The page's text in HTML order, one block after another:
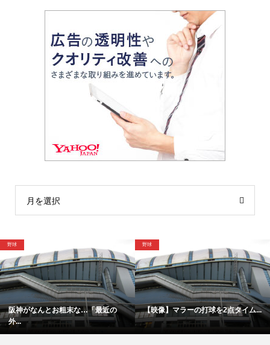
月を選択
末な…「最近の 【映像】マラーの打球を2点タイム... 「僕は厳しい